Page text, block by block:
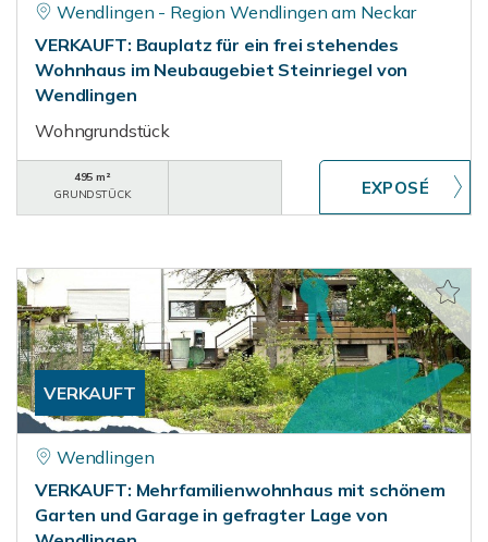
Wendlingen - Region Wendlingen am Neckar
VERKAUFT: Bauplatz für ein frei stehendes
Wohnhaus im Neubaugebiet Steinriegel von
Wendlingen
Wohngrundstück
495 m²
GRUNDSTÜCK
VERKAUFT
Wendlingen
VERKAUFT: Mehrfamilienwohnhaus mit schönem
Garten und Garage in gefragter Lage von